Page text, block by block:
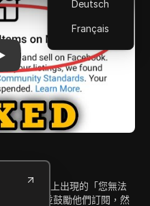
Deutsch
Français
何解決市場上出現的「您無法
歡迎觀眾並鼓勵他們訂閱，然